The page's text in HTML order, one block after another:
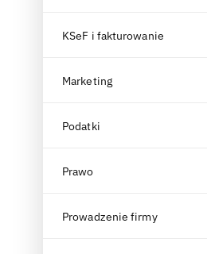
KSeF i fakturowanie
Marketing
Podatki
Prawo
Prowadzenie firmy